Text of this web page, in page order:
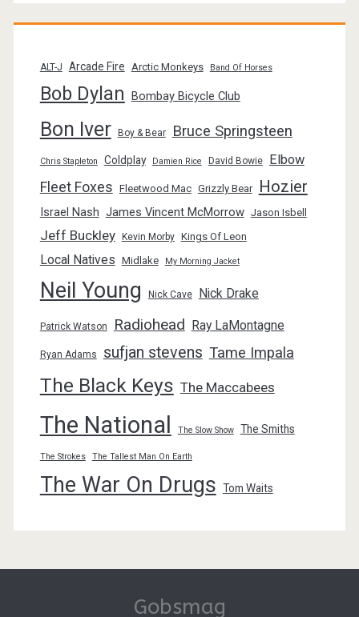
ALT-J Arcade Fire Arctic Monkeys Band Of Horses
Bob Dylan Bombay Bicycle Club
Bon Iver Boy & Bear Bruce Springsteen
Chris Stapleton Coldplay Damien Rice David Bowie Elbow
Fleet Foxes Fleetwood Mac Grizzly Bear Hozier
Israel Nash James Vincent McMorrow Jason Isbell
Jeff Buckley Kevin Morby Kings Of Leon
Local Natives Midlake My Morning Jacket
Neil Young Nick Cave Nick Drake
Patrick Watson Radiohead Ray LaMontagne
Ryan Adams sufjan stevens Tame Impala
The Black Keys The Maccabees
The National The Slow Show The Smiths
The Strokes The Tallest Man On Earth
The War On Drugs Tom Waits
Gobsmag